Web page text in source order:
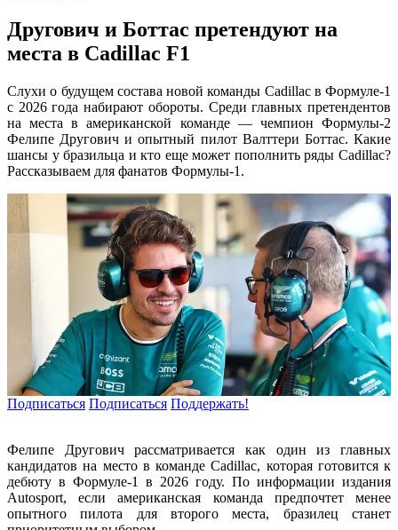
Другович и Боттас претендуют на
места в Cadillac F1
Слухи о будущем состава новой команды Cadillac в Формуле-1
с 2026 года набирают обороты. Среди главных претендентов
на места в американской команде — чемпион Формулы-2
Фелипе Другович и опытный пилот Валттери Боттас. Какие
шансы у бразильца и кто еще может пополнить ряды Cadillac?
Рассказываем для фанатов Формулы-1.
Подписаться Подписаться Поддержать!
Фелипе Другович рассматривается как один из главных
кандидатов на место в команде Cadillac, которая готовится к
дебюту в Формуле-1 в 2026 году. По информации издания
Autosport, если американская команда предпочтет менее
опытного пилота для второго места, бразилец станет